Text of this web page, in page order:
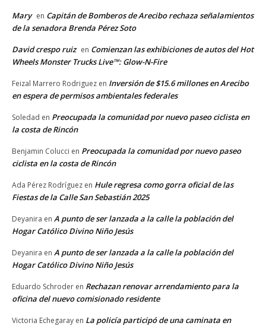
Mary en Capitán de Bomberos de Arecibo rechaza señalamientos
de la senadora Brenda Pérez Soto
David crespo ruiz en Comienzan las exhibiciones de autos del Hot
Wheels Monster Trucks Live™: Glow-N-Fire
Feizal Marrero Rodriguez en Inversión de $15.6 millones en Arecibo
en espera de permisos ambientales federales
Soledad en Preocupada la comunidad por nuevo paseo ciclista en
la costa de Rincón
Benjamin Colucci en Preocupada la comunidad por nuevo paseo
ciclista en la costa de Rincón
Ada Pérez Rodríguez en Hule regresa como gorra oficial de las
Fiestas de la Calle San Sebastián 2025
Deyanira en A punto de ser lanzada a la calle la población del
Hogar Católico Divino Niño Jesús
Deyanira en A punto de ser lanzada a la calle la población del
Hogar Católico Divino Niño Jesús
Eduardo Schroder en Rechazan renovar arrendamiento para la
oficina del nuevo comisionado residente
Victoria Echegaray en La policía participó de una caminata en